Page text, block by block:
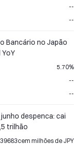
--
--
Bancário no Japão
5.70%
--
--
despenca: cai
trilhão
39683cem milhões de JPY